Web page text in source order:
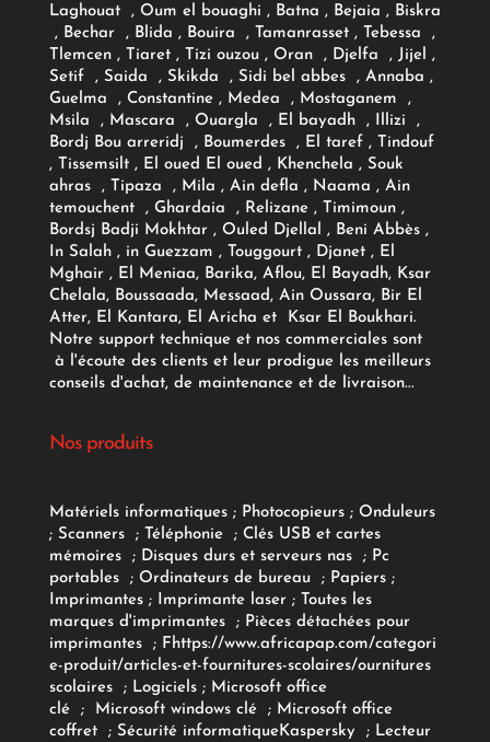
Laghouat , Oum el bouaghi , Batna , Bejaia , Biskra
, Bechar , Blida , Bouira , Tamanrasset , Tebessa ,
Tlemcen , Tiaret , Tizi ouzou , Oran , Djelfa , Jijel ,
Setif , Saida , Skikda , Sidi bel abbes , Annaba ,
Guelma , Constantine , Medea , Mostaganem ,
Msila , Mascara , Ouargla , El bayadh , Illizi ,
Bordj Bou arreridj , Boumerdes , El taref , Tindouf
, Tissemsilt , El oued El oued , Khenchela , Souk
ahras , Tipaza , Mila , Ain defla , Naama , Ain
temouchent , Ghardaia , Relizane , Timimoun ,
Bordsj Badji Mokhtar , Ouled Djellal , Beni Abbès ,
In Salah , in Guezzam , Touggourt , Djanet , El
Mghair , El Meniaa, Barika, Aflou, El Bayadh, Ksar
Chelala, Boussaada, Messaad, Ain Oussara, Bir El
Atter, El Kantara, El Aricha et Ksar El Boukhari.
Notre support technique et nos commerciales sont
à l'écoute des clients et leur prodigue les meilleurs
conseils d'achat, de maintenance et de livraison...
Nos produits
Matériels informatiques; Photocopieurs; Onduleurs
; Scanners ; Téléphonie ; Clés USB et cartes
mémoires
; Disques durs et serveurs nas ; Pc
portables
; Ordinateurs de bureau ; Papiers;
Imprimantes;Imprimante laser; Toutes les
marques d'imprimantes
; Pièces détachées pour
imprimantes
; F https://www.africapap.com/categori
e-produit/articles-et-fournitures-scolaires/ournitures
scolaires; Logiciels ; Microsoft office
clé
; Microsoft windows clé; Microsoft office
coffret ; Sécurité informatiqueKaspersky ; Lecteur